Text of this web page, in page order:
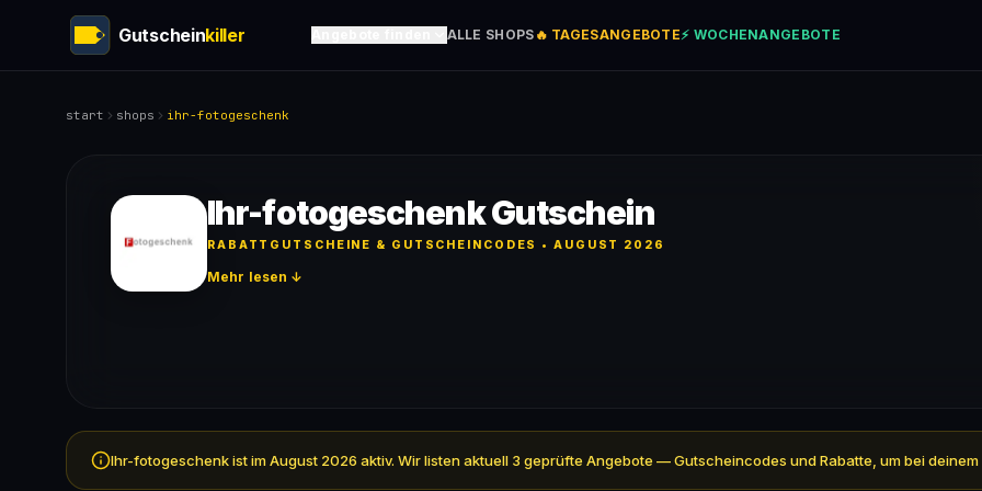
Gutscheinkiller ALLE SHOPS 🔥 TAGESANGEBOTE⚡ WOCHENANGEBOTE
start shops ihr-fotogeschenk
Ihr-fotogeschenk Gutschein
RABATTGUTSCHEINE & GUTSCHEINCODES • AUGUST 2026
Mehr lesen ↓
Ihr-fotogeschenk ist im August 2026 aktiv. Wir listen aktuell 3 geprüfte Angebote — Gutscheincodes und Rabatte, um bei